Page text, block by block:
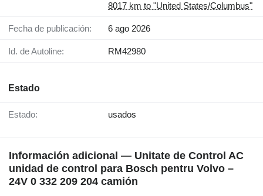
8017 km to "United States/Columbus"
Fecha de publicación: 6 ago 2026
Id. de Autoline: RM42980
Estado
Estado: usados
Información adicional — Unitate de Control AC
unidad de control para Bosch pentru Volvo –
24V 0 332 209 204 camión